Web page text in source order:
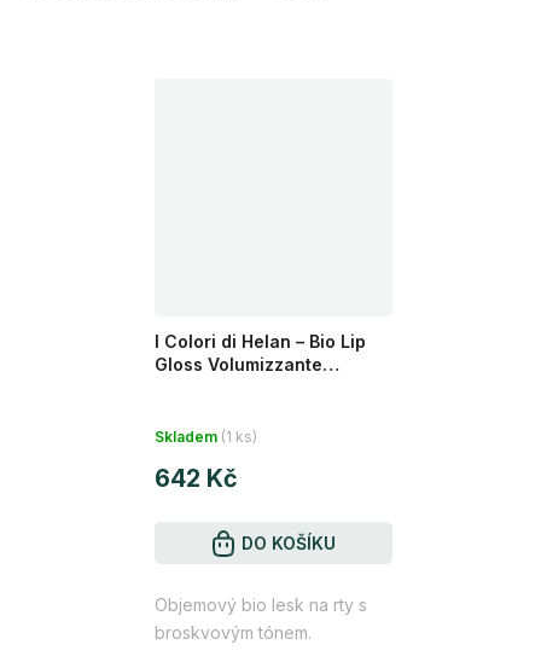
I Colori di Helan – Bio Lip
Gloss Volumizzante
Skladem (1 ks)
642 Kč
DO KOŠÍKU
Objemový bio lesk na rty s
broskvovým tónem.